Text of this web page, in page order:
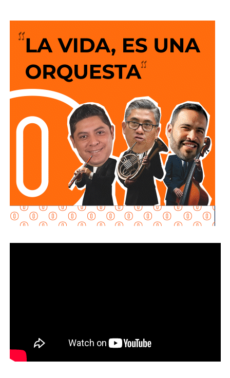
60 servicios al mes relacionados con fugas de gas.
recibir un reporte, personal operativo y voluntario
debidamente capacitado acude al domicilio para
controlar la situación mediante el retiro del cilindro
dañado y la liberación segura del gas
eliminar cualquier ri esgo para las familias.
El funcionario señaló que, una vez concluido el
procedimiento,
el tanque es devuelto a su propietario
para que pueda acudir con la empresa distribuidora y
solicitar su reemplazo por un cilindro en óptimas
condiciones
revisar de manera periódica el estado de los cilindros,
mangueras, reguladores e instalaciones de gas en sus